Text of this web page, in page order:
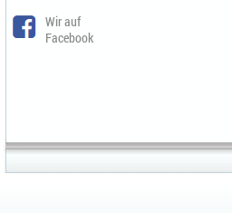
Wir auf
Facebook